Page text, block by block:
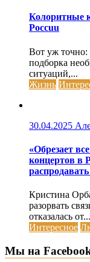
Колоритные
Россuu
Вот уж точно:
подборка
ситуаций,...
Жизнь
30.04.2025
«Обрезает
концертов в
Кристина
разорвать
отказалась от...
Интересное
Мы на